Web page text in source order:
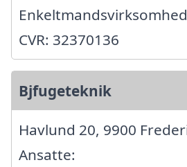
Enkeltmandsvirksomhed
CVR: 32370136
Bjfugeteknik
Havlund 20, 9900
Ansatte: